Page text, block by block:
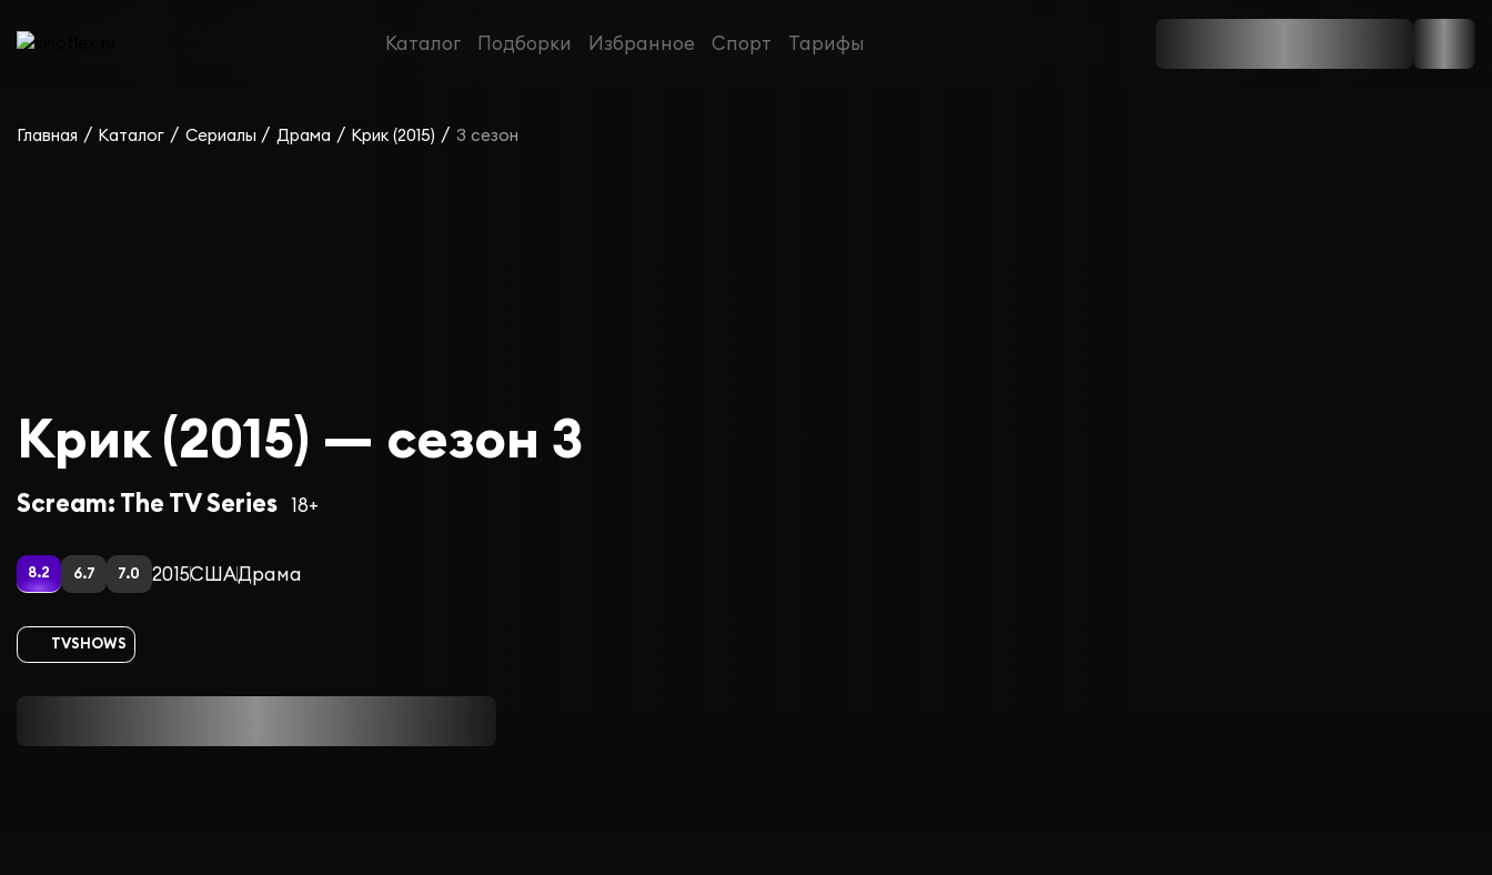
Каталог Подборки Избранное Спорт Тарифы
Главная / Каталог / Сериалы / Драма / Крик (2015) / 3 сезон
Крик (2015) — сезон 3
Scream: The TV Series 18+
8.2 6.7 7.0 2015СШАДрама
TVSHOWS